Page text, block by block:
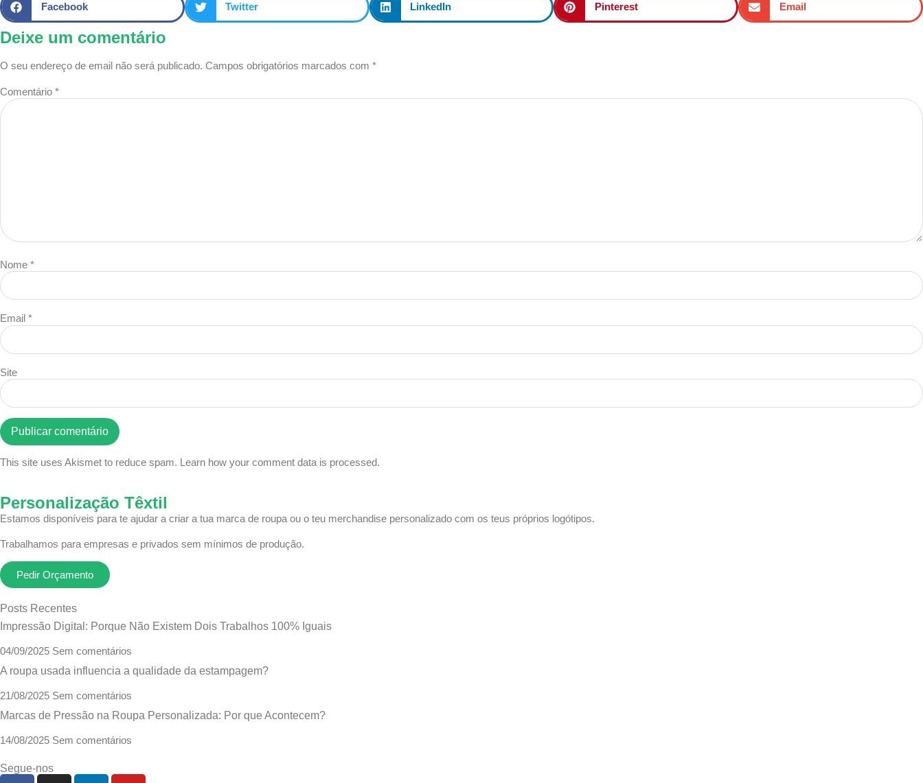
Facebook
Twitter LinkedIn Pinterest Email
Deixe um comentário
O seu endereço de email não será publicado. Campos obrigatórios marcados com *
Comentário *
Nome *
Email *
Site
This site uses Akismet to reduce spam. Learn how your comment data is processed.
Personalização Têxtil
Estamos disponíveis para te ajudar a criar a tua marca de roupa ou o teu merchandise personalizado com os teus próprios logótipos.
Trabalhamos para empresas e privados sem mínimos de produção.
Pedir Orçamento
Posts Recentes
Impressão Digital: Porque Não Existem Dois Trabalhos 100% Iguais
04/09/2025 Sem comentários
A roupa usada influencia a qualidade da estampagem?
21/08/2025 Sem comentários
Marcas de Pressão na Roupa Personalizada: Por que Acontecem?
14/08/2025 Sem comentários
Segue-nos